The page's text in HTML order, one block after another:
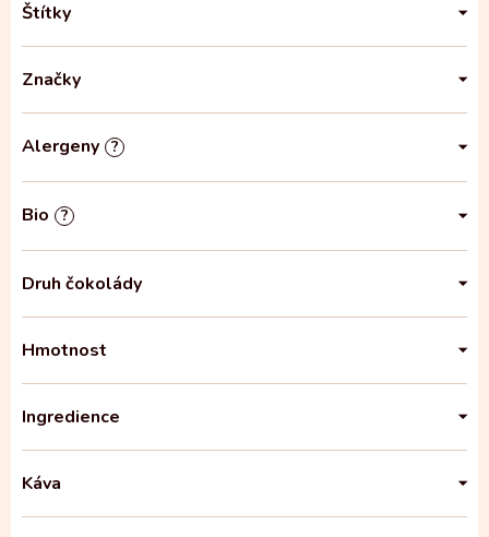
Štítky
Značky
Alergeny ?
Bio ?
Druh čokolády
Hmotnost
Ingredience
Káva